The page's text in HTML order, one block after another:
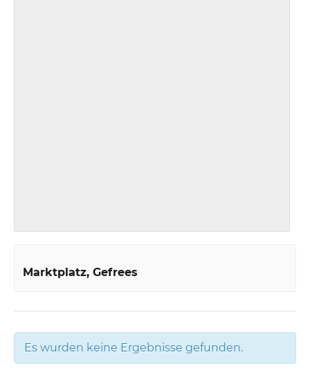
Marktplatz Gefrees
Es wurden keine Ergebnisse gefunden.